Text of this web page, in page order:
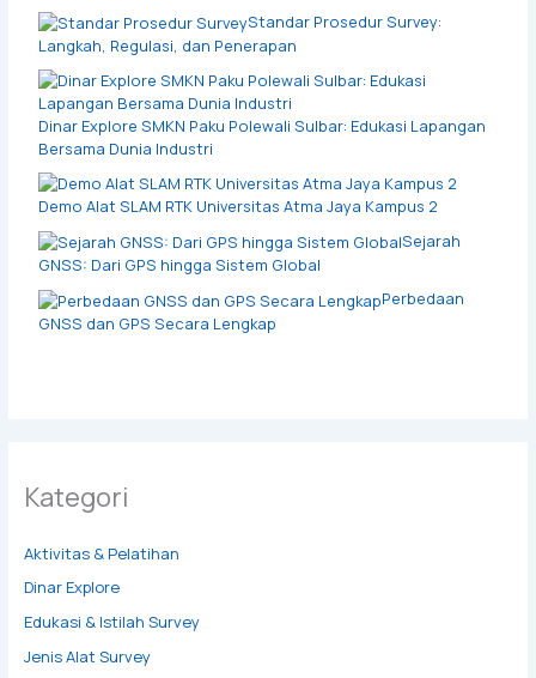
Standar Prosedur Survey:
Langkah, Regulasi, dan Penerapan
Dinar Explore SMKN Paku Polewali Sulbar: Edukasi Lapangan
Bersama Dunia Industri
Demo Alat SLAM RTK Universitas Atma Jaya Kampus 2
Sejarah
GNSS: Dari GPS hingga Sistem Global
Perbedaan
GNSS dan GPS Secara Lengkap
Kategori
Aktivitas & Pelatihan
Dinar Explore
Edukasi & Istilah Survey
Jenis Alat Survey